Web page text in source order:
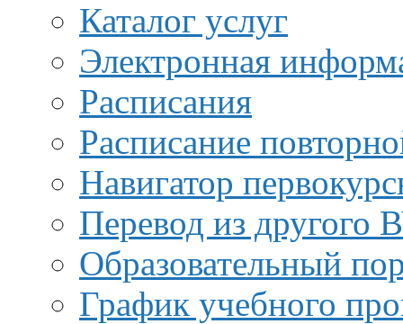
Каталог услуг
Электронная
Расписания
Расписание
Навигатор
Перевод из другого
Образовательный
График учебного